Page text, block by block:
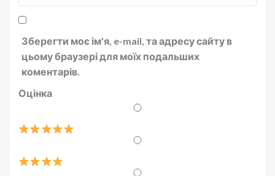
Зберегти моє ім'я, e-mail, та адресу сайту в
цьому браузері для моїх подальших
коментарів.
Оцінка